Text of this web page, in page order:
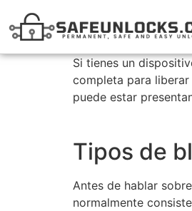
Si tienes un
completa para
puede estar
Tipos de
Antes de hablar
normalmente